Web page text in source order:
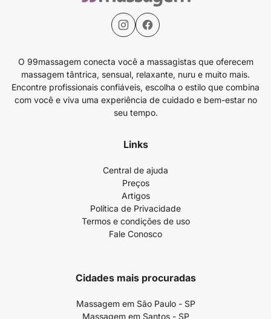
O 99massagem conecta você a massagistas que oferecem
massagem tântrica, sensual, relaxante, nuru e muito mais.
Encontre profissionais confiáveis, escolha o estilo que combina
com você e viva uma experiência de cuidado e bem-estar no
seu tempo.
Links
Central de ajuda
Preços
Artigos
Política de Privacidade
Termos e condições de uso
Fale Conosco
Cidades mais procuradas
Massagem em São Paulo - SP
Massagem em Santos - SP